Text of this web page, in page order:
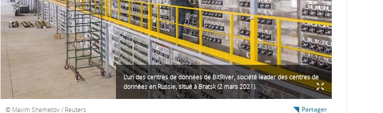
L’un des centres de données de BitRiver, société leader des centres de
données en Russie, situé à Bratsk (2 mars 2021).
Maxim Shemetov / Reuters Partager